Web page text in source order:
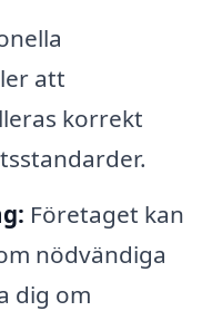
att
korrekt
Företaget kan
nödvändiga
dig om